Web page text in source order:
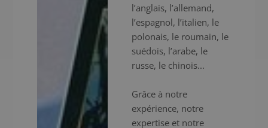
l’anglais, l’allemand,
l’espagnol, l’italien, le
polonais, le roumain, le
suédois, l’arabe, le
russe, le chinois...
Grâce à notre
expérience, notre
expertise et notre